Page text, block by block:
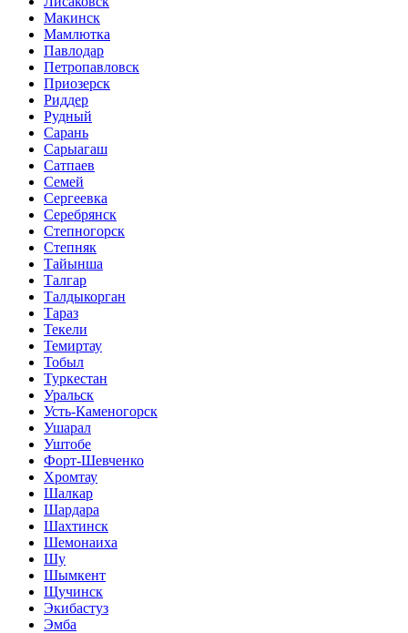
Макинск
Мамлютка
Павлодар
Петропавловск
Приозерск
Риддер
Рудный
Сарань
Сарыагаш
Сатпаев
Семей
Сергеевка
Серебрянск
Степногорск
Степняк
Тайынша
Талгар
Талдыкорган
Тараз
Текели
Темиртау
Тобыл
Туркестан
Уральск
Усть-Каменогорск
Ушарал
Уштобе
Форт-Шевченко
Хромтау
Шалкар
Шардара
Шахтинск
Шемонаиха
Шу
Шымкент
Щучинск
Экибастуз
Эмба